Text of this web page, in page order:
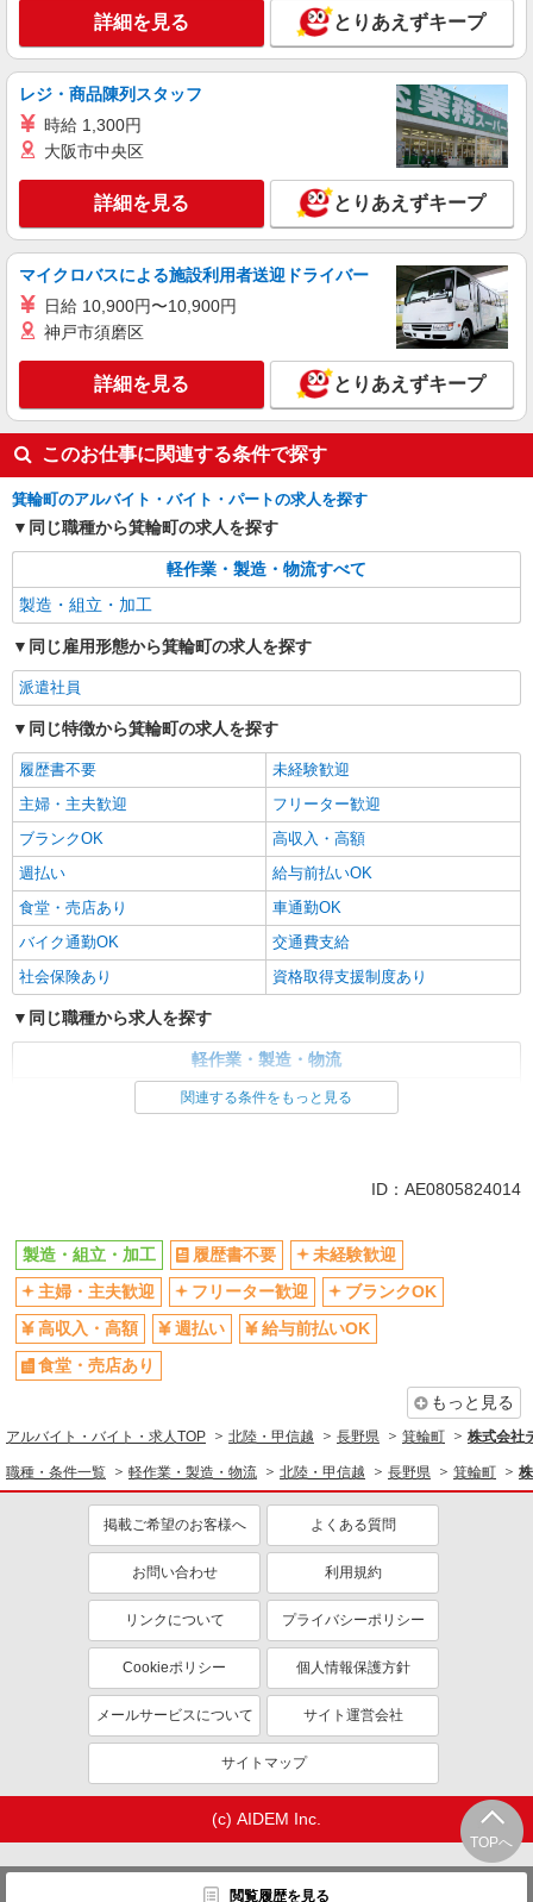
れています） 交通費全額支給
長野県上伊那郡箕輪町 ＊車・バイク通勤OK
キープ 詳細を見る
詳細を見る とりあえずキープ
レジ・商品陳列スタッフ
時給 1,300円
大阪市中央区
詳細を見る とりあえずキープ
マイクロバスによる施設利用者送迎ドライバー
日給 10,900円〜10,900円
神戸市須磨区
詳細を見る とりあえずキープ
このお仕事に関連する条件で探す
箕輪町のアルバイト・バイト・パートの求人を探す
同じ職種から箕輪町の求人を探す
軽作業・製造・物流すべて
製造・組立・加工
同じ雇用形態から箕輪町の求人を探す
派遣社員
同じ特徴から箕輪町の求人を探す
履歴書不要
未経験歓迎
主婦・主夫歓迎
フリーター歓迎
ブランクOK
高収入・高額
週払い
給与前払いOK
食堂・売店あり
車通勤OK
バイク通勤OK
交通費支給
社会保険あり
資格取得支援制度あり
同じ職種から求人を探す
軽作業・製造・物流
関連する条件をもっと見る
ID：AE0805824014
TOPへ
閲覧履歴を見る
製造・組立・加工 履歴書不要
未経験歓迎
主婦・主夫歓迎
フリーター歓迎
ブランクOK
高収入・高額
週払い
給与前払いOK
食堂・売店あり
もっと見る
アルバイト・バイト・求人TOP 北陸・甲信越 長野県 箕輪町 株式会社
職種・条件一覧 軽作業・製造・物流 北陸・甲信越 長野県 箕輪町
掲載ご希望のお客様へ よくある質問
お問い合わせ 利用規約
リンクについて プライバシーポリシー
Cookieポリシー 個人情報保護方針
メールサービスについて サイト運営会社
サイトマップ
(c) AIDEM Inc.